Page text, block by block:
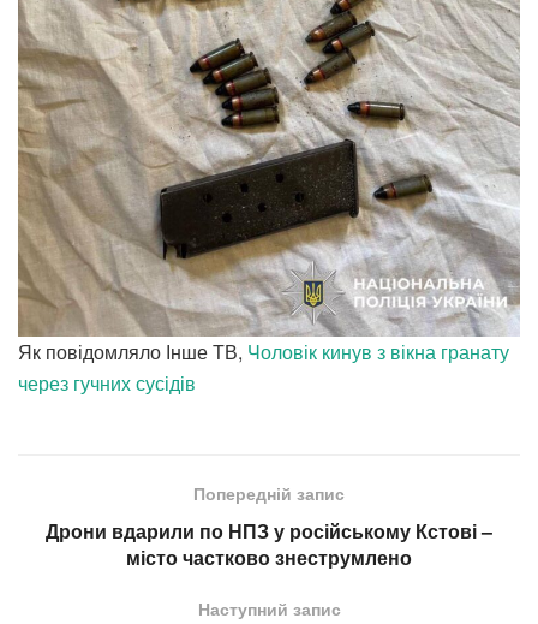
Як повідомляло Інше ТВ, Чоловік кинув з вікна гранату
через гучних сусідів
Попередній запис
Дрони вдарили по НПЗ у російському Кстові –
місто частково знеструмлено
Наступний запис